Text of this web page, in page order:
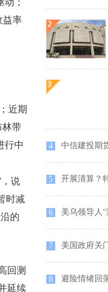
；
益率
近期
林带
行中
说
时减
的
回测
延续
4 中信建投期
5 开展清算？特朗
6 美乌领导人“激烈
7 美国政府关门
8 避险情绪回